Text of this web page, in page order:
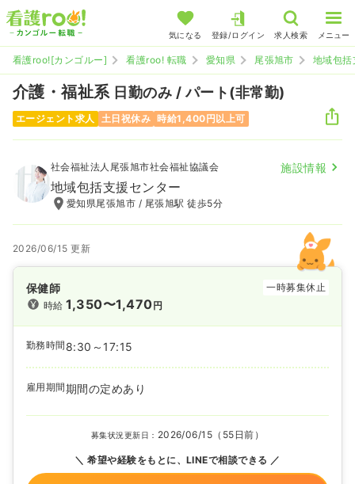
気になる 登録/ログイン 求人検索 メニュー
看護roo![カンゴルー] 看護roo! 転職 愛知県 尾張旭市 地域包
介護・福祉系 日勤のみ / パート(非常勤)
エージェント求人 土日祝休み 時給1,400円以上可
社会福祉法人尾張旭市社会福祉協議会 施設情報
地域包括支援センター
愛知県尾張旭市 / 尾張旭駅 徒歩5分
2026/06/15 更新
保健師
一時募集休止
時給1,350〜1,470円
勤務時間 8:30～17:15
雇用期間期間の定めあり
募集状況更新日： 2026/06/15（55日前）
希望や経験をもとに、LINEで相談できる